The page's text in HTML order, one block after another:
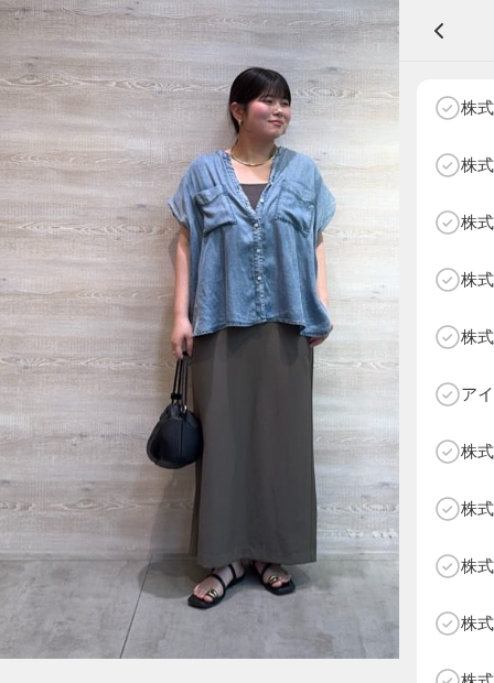
アパレル部門 物販部門 NEXT AGE
HOME
NEWS
ABOUT SOTY
投票方法
Follow Us
A
株
株
株
株
株
ア
株
株
株
株